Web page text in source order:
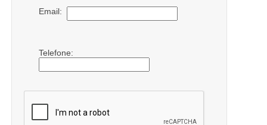
Email:
Telefone: